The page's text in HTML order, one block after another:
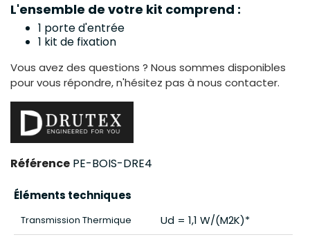
L'ensemble de votre kit comprend :
1 porte d'entrée
1 kit de fixation
Vous avez des questions ? Nous sommes disponibles
pour vous répondre, n'hésitez pas à nous contacter.
Référence PE-BOIS-DRE4
Éléments techniques
Transmission Thermique Ud = 1,1 W/(m2K)*